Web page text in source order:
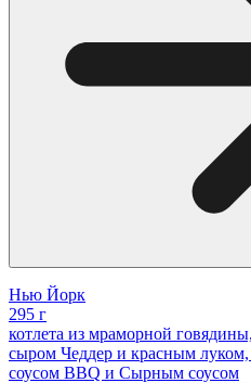
Нью Йорк
295 г
котлета из мраморной
сыром Чеддер и красным
соусом BBQ и Сырным соусом